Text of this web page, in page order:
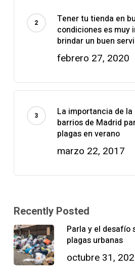
Tener tu tienda en
condiciones es muy
brindar un buen
febrero 27, 2020
La importancia de
barrios de Madrid
plagas en verano
marzo 22, 2017
Recently Posted
Parla y el desafío
plagas urbanas
octubre 31,